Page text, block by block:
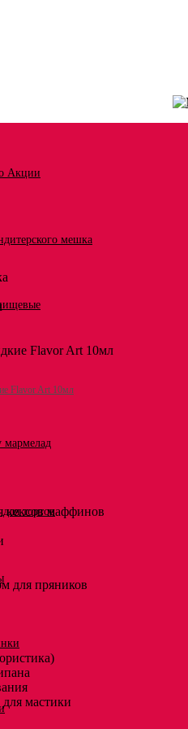
Акции
мешка
Flavor Art 10мл
мармелад
тортов
Flavor Art 10мл
кексов маффинов
для пряников
мастики